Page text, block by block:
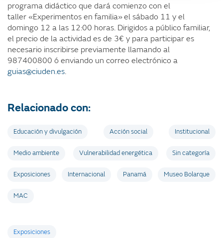
programa didáctico que dará comienzo con el
taller «Experimentos en familia»el sábado 11 y el
domingo 12 a las 12:00 horas. Dirigidos a público familiar,
el precio de la actividad es de 3€ y para participar es
necesario inscribirse previamente llamando al
987400800 ó enviando un correo electrónico a
guias@ciuden.es.
Relacionado con:
Educación y divulgación Acción social Institucional
Medio ambiente Vulnerabilidad energética Sin categoría
Exposiciones Internacional Panamá Museo Bolarque
MAC
Etiquetas
Exposiciones